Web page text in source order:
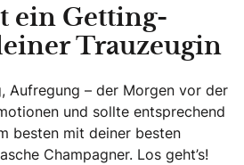
ein Getting-
Trauzeugin
Aufregung – der Morgen vor der
und sollte entsprechend
besten mit deiner besten
Champagner. Los geht’s!